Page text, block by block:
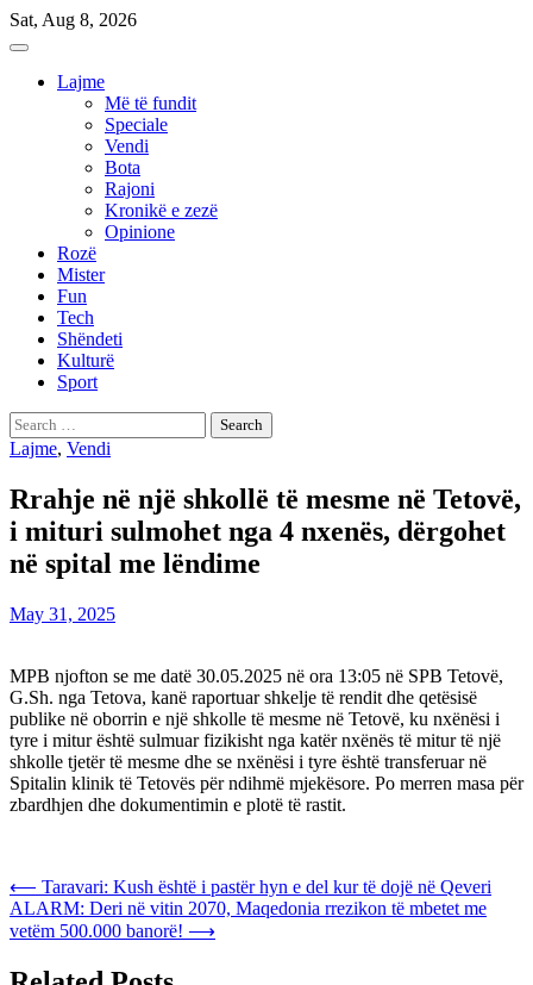
Skip
to
Sat, Aug 8, 2026
Lajme
Më të fundit
Speciale
Vendi
Bota
Rajoni
Kronikë e zezë
Opinione
Rozë
Mister
Fun
Tech
Shëndeti
Kulturë
Sport
Search
for:
Lajme, Vendi
Rrahje në një shkollë të mesme në Tetovë,
i mituri sulmohet nga 4 nxenës, dërgohet
në spital me lëndime
May 31, 2025
MPB njofton se me datë 30.05.2025 në ora 13:05 në SPB Tetovë,
G.Sh. nga Tetova, kanë raportuar shkelje të rendit dhe qetësisë
publike në oborrin e një shkolle të mesme në Tetovë, ku nxënësi i
tyre i mitur është sulmuar fizikisht nga katër nxënës të mitur të një
shkolle tjetër të mesme dhe se nxënësi i tyre është transferuar në
Spitalin klinik të Tetovës për ndihmë mjekësore. Po merren masa për
zbardhjen dhe dokumentimin e plotë të rastit.
Post
navigation
⟵ Taravari: Kush është i pastër hyn e del kur të dojë në Qeveri
ALARM: Deri në vitin 2070, Maqedonia rrezikon të mbetet me
vetëm 500.000 banorë! ⟶